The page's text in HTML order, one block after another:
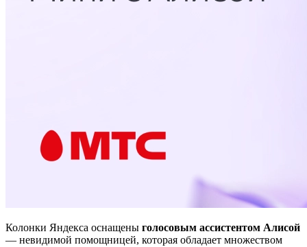
Колонки Яндекса оснащены голосовым ассистентом Алисой
— невидимой помощницей, которая обладает множеством